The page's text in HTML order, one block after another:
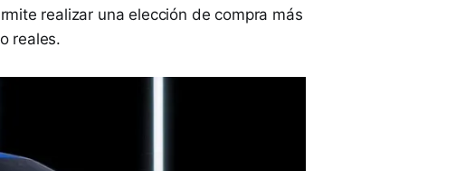
realizar una elección de compra más
reales.